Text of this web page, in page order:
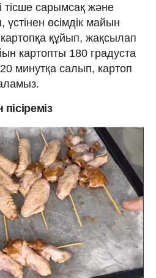
тісше сарымсақ және
үстінен өсімдік майын
құйып, жақсылап
картопты 180 градуста
минутқа салып, картоп